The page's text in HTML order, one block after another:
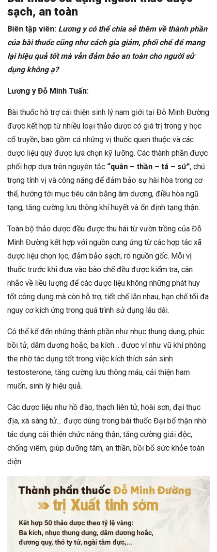
sạch, an toàn
Biên tập viên: Lương y có thể chia sẻ thêm về thành phần
của bài thuốc cũng như cách gia giảm, phối chế để mang
lại hiệu quả tốt mà vẫn đảm bảo an toàn cho người sử
dụng không ạ?
Lương y Đỗ Minh Tuấn:
Bài thuốc hỗ trợ cải thiện sinh lý nam giới tại Đỗ Minh Đường
được kết hợp từ nhiều loại thảo dược có giá trị trong y học
cổ truyền, bao gồm cả những vị thuốc quen thuộc và các
dược liệu quý được lựa chọn kỹ lưỡng. Các thành phần được
phối hợp dựa trên nguyên tắc “quân – thần – tá – sứ”, chú
trọng tính vị và công năng để đảm bảo sự hài hòa trong cơ
thể, hướng tới mục tiêu cân bằng âm dương, điều hòa ngũ
tạng, tăng cường lưu thông khí huyết và ổn định tạng thận.
Toàn bộ thảo dược đều được thu hái từ vườn trồng của Đỗ
Minh Đường kết hợp với nguồn cung ứng từ các hợp tác xã
dược liệu chọn lọc, đảm bảo sạch, rõ nguồn gốc. Mỗi vị
thuốc trước khi đưa vào bào chế đều được kiểm tra, cân
nhắc về liều lượng để các dược liệu không những phát huy
tốt công dụng mà còn hỗ trợ, tiết chế lẫn nhau, hạn chế tối đa
nguy cơ kích ứng trong quá trình sử dụng lâu dài.
Có thể kể đến những thành phần như nhục thung dung, phúc
bồi tử, dâm dương hoắc, ba kích… được ví như vũ khí phòng
the nhờ tác dụng tốt trong việc kích thích sản sinh
testosterone, tăng cường lưu thông máu, cải thiện ham
muốn, sinh lý hiệu quả.
Các dược liệu như hồ đào, thạch liên tử, hoài sơn, đại thục
địa, xà sàng tử… được dùng trong bài thuốc Đại bổ thận nhờ
tác dụng cải thiện chức năng thận, tăng cường giải độc,
chống viêm, giúp dưỡng tâm, an thần, bồi bổ sức khỏe toàn
diện.